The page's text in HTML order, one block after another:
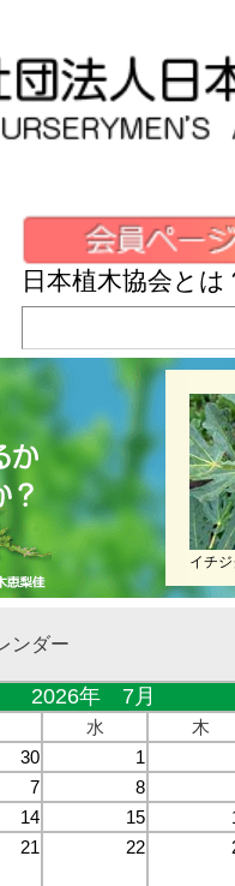
日本植木協会とは
イチ
ンダー
2026年 7月
水
木
30
1
7
8
14 15
21 22